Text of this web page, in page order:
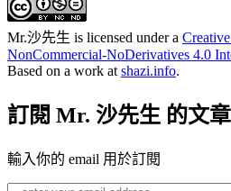
Mr.沙先生 is licensed under a
NonCommercial-NoDerivatives 4.0
Based on a work atshazi.info.
訂閱 Mr. 沙先生 的文章
輸入你的 email 用於訂閱